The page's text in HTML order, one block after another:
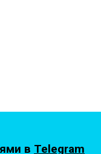
в Telegram